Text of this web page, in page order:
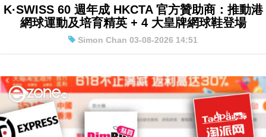
K·SWISS 60 週年成 HKCTA 官方贊助商：推動港
網球運動及培育精英 + 4 大皇牌網球鞋登場
Simon Chan 03-08-2026 14:51